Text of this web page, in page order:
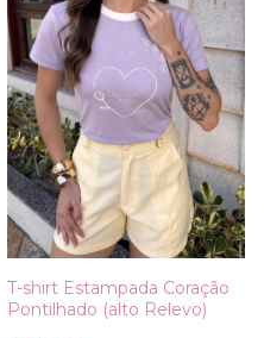
T-shirt Estampada Coração
Pontilhado (alto Relevo)